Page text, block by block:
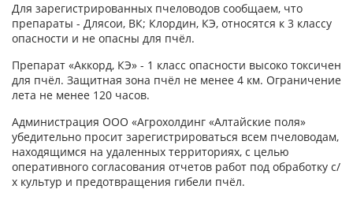
Для зарегистрированных пчеловодов сообщаем, что
препараты - Длясои, ВК; Клордин, КЭ, относятся к 3 классу
опасности и не опасны для пчёл.
Препарат «Аккорд, КЭ» - 1 класс опасности высоко токсичен
для пчёл. Защитная зона пчёл не менее 4 км. Ограничение
лета не менее 120 часов.
Администрация ООО «Агрохолдинг «Алтайские поля»
убедительно просит зарегистрироваться всем пчеловодам,
находящимся на удаленных территориях, с целью
оперативного согласования отчетов работ под обработку с/
х культур и предотвращения гибели пчёл.